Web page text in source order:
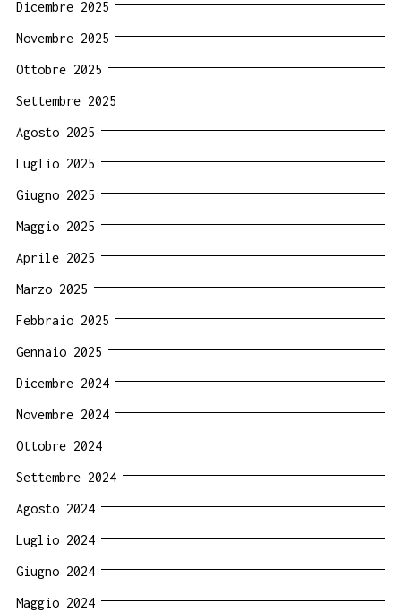
Dicembre 2025
Novembre 2025
Ottobre 2025
Settembre 2025
Agosto 2025
Luglio 2025
Giugno 2025
Maggio 2025
Aprile 2025
Marzo 2025
Febbraio 2025
Gennaio 2025
Dicembre 2024
Novembre 2024
Ottobre 2024
Settembre 2024
Agosto 2024
Luglio 2024
Giugno 2024
Maggio 2024